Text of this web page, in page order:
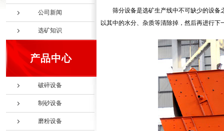
公司新闻
选矿知识
产品中心
破碎设备
制砂设备
磨粉设备
筛分设备是选矿生产线中不可缺少的设备
以其中的水分、杂质等清除掉，然后再进行